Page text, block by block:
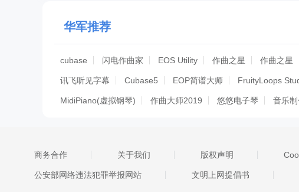
华军推荐
cubase 闪电作曲家 EOS Utility 作曲之星 作曲之星
讯飞听见字幕 Cubase5 EOP简谱大师 FruityLoops
MidiPiano(虚拟钢琴) 作曲大师2019 悠悠电子琴 音乐
音乐梦想家全能简谱五线谱作曲软件2016 EOP 人人钢琴谱
残月36键MIDI电子琴软件 irrKlang For Mac（64bit）
商务合作 关于我们 版权声明
公安部网络违法犯罪举报网站 文明上网提倡书